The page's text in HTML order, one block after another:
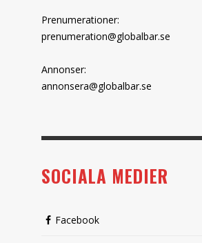
Prenumerationer:
prenumeration@globalbar.se
Annonser:
annonsera@globalbar.se
SOCIALA MEDIER
Facebook